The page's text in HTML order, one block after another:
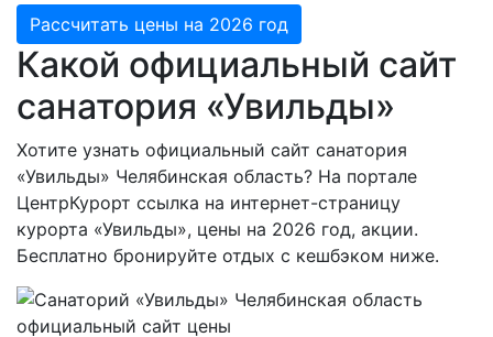
Рассчитать цены на 2026 год
Какой официальный сайт
санатория «Увильды»
Хотите узнать официальный сайт санатория
«Увильды» Челябинская область? На портале
ЦентрКурорт ссылка на интернет-страницу
курорта «Увильды», цены на 2026 год, акции.
Бесплатно бронируйте отдых с кешбэком ниже.